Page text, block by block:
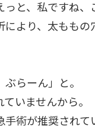
と、私ですね
により、太もも
らーん」と。
いませんから。
術が推奨されて